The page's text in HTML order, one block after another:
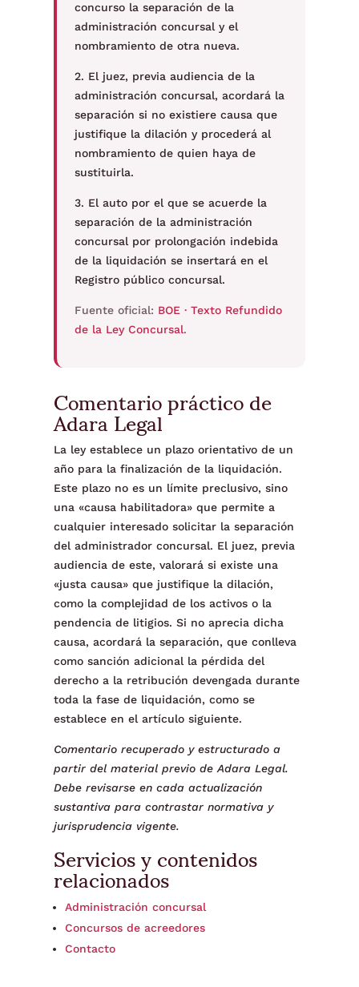
concurso la separación de la
administración concursal y el
nombramiento de otra nueva.
2. El juez, previa audiencia de la
administración concursal, acordará la
separación si no existiere causa que
justifique la dilación y procederá al
nombramiento de quien haya de
sustituirla.
3. El auto por el que se acuerde la
separación de la administración
concursal por prolongación indebida
de la liquidación se insertará en el
Registro público concursal.
Fuente oficial: BOE · Texto Refundido
de la Ley Concursal.
Comentario práctico de
Adara Legal
La ley establece un plazo orientativo de un
año para la finalización de la liquidación.
Este plazo no es un límite preclusivo, sino
una «causa habilitadora» que permite a
cualquier interesado solicitar la separación
del administrador concursal. El juez, previa
audiencia de este, valorará si existe una
«justa causa» que justifique la dilación,
como la complejidad de los activos o la
pendencia de litigios. Si no aprecia dicha
causa, acordará la separación, que conlleva
como sanción adicional la pérdida del
derecho a la retribución devengada durante
toda la fase de liquidación, como se
establece en el artículo siguiente.
Comentario recuperado y estructurado a
partir del material previo de Adara Legal.
Debe revisarse en cada actualización
sustantiva para contrastar normativa y
jurisprudencia vigente.
Servicios y contenidos
relacionados
Administración concursal
Concursos de acreedores
Contacto